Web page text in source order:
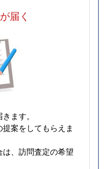
届く
ます。
案をしてもらえま
、訪問査定の希望